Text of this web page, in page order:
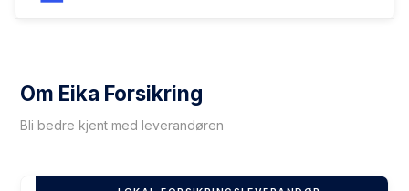
Om Eika Forsikring
Bli bedre kjent med leverandøren